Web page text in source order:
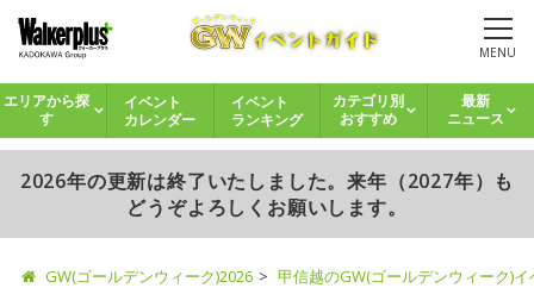
MENU
エリアから探
す
イベント
カレンダー
イベント
ランキング
カテゴリ別
おすすめ
最新
ニュース
2026年の更新は終了いたしました。来年（2027年）も
どうぞよろしくお願いします。
GW(ゴールデンウィーク)2026 甲信越のGW(ゴールデンウィーク)